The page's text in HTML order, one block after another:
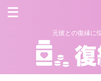
元彼との復縁に